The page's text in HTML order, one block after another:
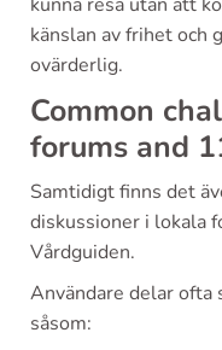
känslan av frihet och
ovärderlig.
Common
forums and
Samtidigt finns det
diskussioner i lokala
Vårdguiden.
Användare delar ofta
såsom: